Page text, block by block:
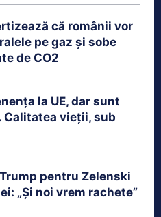
că românii vor
pe gaz și sobe
de CO2
la UE, dar sunt
vieții, sub
pentru Zelenski
„Și noi vrem rachete”